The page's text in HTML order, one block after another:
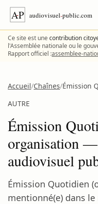
Aller au contenu
Ce site est unecontribution
l'Assemblée nationale ou le
Rapport officiel :assemblee-
Accueil/Chaînes/Émission
AUTRE
Émission
organisation
audiovisuel
Émission Quotidien
mentionné(e) dans